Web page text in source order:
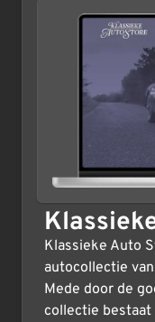
Klassieke Auto
autocollectie
Mede door de
collectie bestaat